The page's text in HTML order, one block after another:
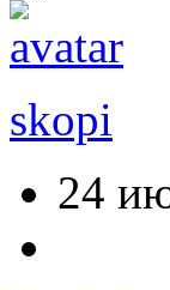
skopi
24